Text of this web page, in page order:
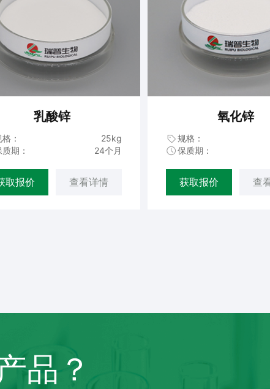
乳酸锌
：
25kg
期：
24个月
取报价 查看详情
氧化锌
规格：
保质期：
获取报价 查
品？